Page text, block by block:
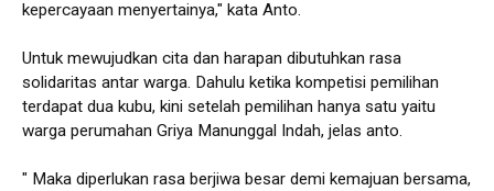
kepercayaan menyertainya," kata Anto.
Untuk mewujudkan cita dan harapan dibutuhkan rasa
solidaritas antar warga. Dahulu ketika kompetisi pemilihan
terdapat dua kubu, kini setelah pemilihan hanya satu yaitu
warga perumahan Griya Manunggal Indah, jelas anto.
" Maka diperlukan rasa berjiwa besar demi kemajuan bersama,